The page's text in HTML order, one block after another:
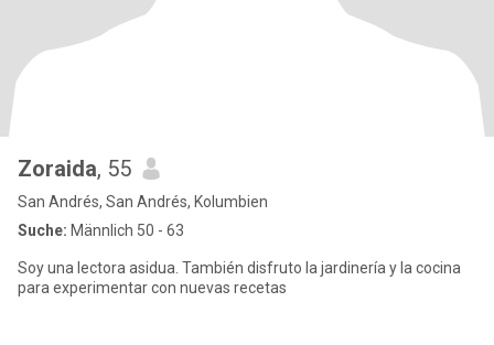
Zoraida, 55
San Andrés, San Andrés, Kolumbien
Suche: Männlich 50 - 63
Soy una lectora asidua. También disfruto la jardinería y la cocina
para experimentar con nuevas recetas